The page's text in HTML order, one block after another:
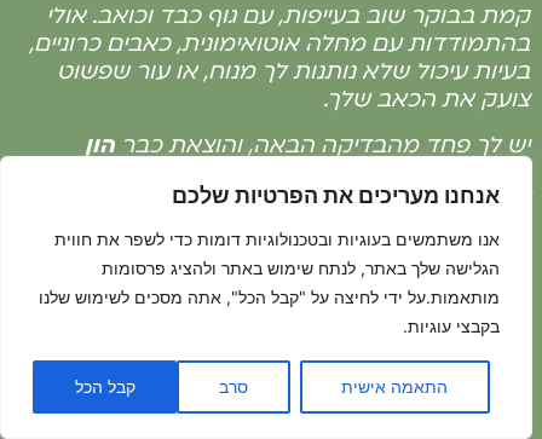
אנחנו מעריכים את הפרטיות שלכם
אנו משתמשים בעוגיות ובטכנולוגיות דומות כדי לשפר את חווית
הגלישה שלך באתר, לנתח שימוש באתר ולהציג פרסומות
מותאמות.על ידי לחיצה על "קבל הכל", אתה מסכים לשימוש שלנו
בקבצי עוגיות.
התאמה אישית סרב קבל הכל
קמת בבוקר שוב בעייפות, עם גוף כבד וכואב. אולי
בהתמודדות עם מחלה אוטואימונית, כאבים כרוניים,
בעיות עיכול שלא נותנות לך מנוח, או עור שפשוט
צועק את הכאב שלך.
יש לך פחד מהבדיקה הבאה, והוצאת כבר הון
'פלסטר' על הבעיה.
במקביל, הנפש סוערת… חרדות, תחושת תקיעות,
רכבת הרים רגשית והרגשה שעד היום ניסית לרצות
את כולם אבל איבדת את עצמך בדרך….
למה כל מה שניסית עד היום